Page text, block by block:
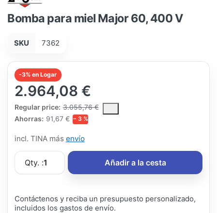
Bomba para miel Major 60, 400 V
SKU 7362
-3% en Logar
2.964,08 €
Regular price: 3.055,76 €
The Regular Price is the median selling price paid by
Ahorras: 91,67 € − 3 %
incl. TINA más envío
Qty. :1 Añadir a la cesta
Contáctenos y reciba un presupuesto personalizado,
incluidos los gastos de envío.